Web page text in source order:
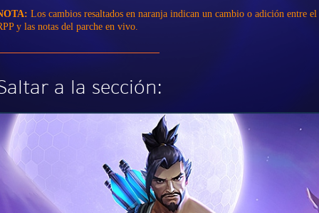
Los cambios resaltados en naranja indican un cambio o adición entre el
y las notas del parche en vivo.
a la sección: